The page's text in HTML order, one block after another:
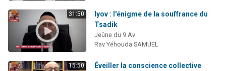
31:50
Iyov : l'énigme de la souffrance du
Tsadik
Jeûne du 9 Av
Rav Yéhouda SAMUEL
15:50 Éveiller la conscience collective